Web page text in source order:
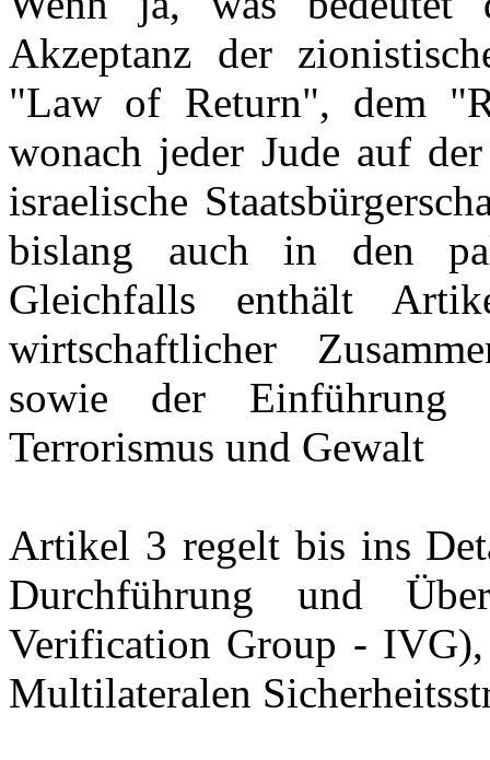
Akzeptanz der
"Law of Return", dem
wonach jeder Jude auf
israelische
bislang auch in den
Gleichfalls enthält
wirtschaftlicher
sowie der Einführung
Terrorismus und Gewalt
Artikel 3 regelt bis ins
Durchführung und
Verification Group -
Multilateralen